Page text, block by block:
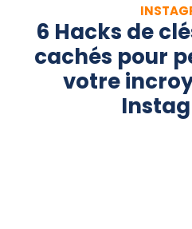
6 Hacks de
cachés pour
votre